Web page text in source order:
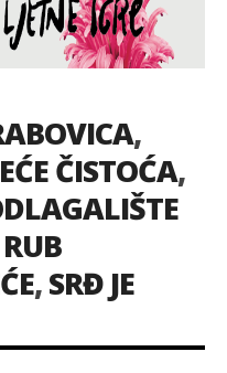
,
ČISTOĆA,
RUB
,SRĐ JE